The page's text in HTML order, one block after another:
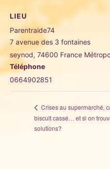
LIEU
Parentraide74
7 avenue des 3 fontaines
seynod, 74600 France
Téléphone
0664902851
Crises au supermarché,
biscuit cassé… et si on
solutions?